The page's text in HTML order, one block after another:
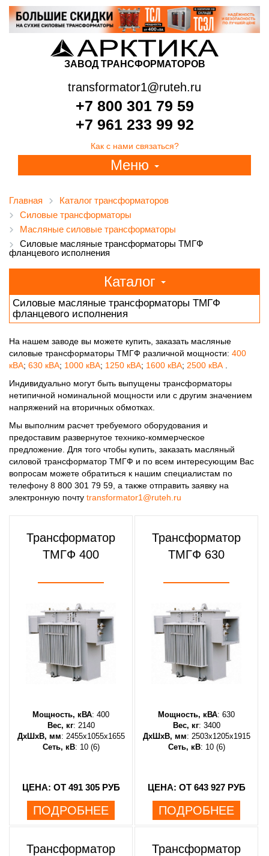
ЗАВОД ТРАНСФОРМАТОРОВ
transformator1@ruteh.ru
+7 800 301 79 59
+7 961 233 99 92
Как с нами связаться?
Меню
Главная
Каталог трансформаторов
Силовые трансформаторы
Масляные силовые трансформаторы
Силовые масляные трансформаторы ТМГФ
фланцевого исполнения
Каталог
Силовые масляные трансформаторы ТМГФ
фланцевого исполнения
На нашем заводе вы можете купить, заказать масляные
силовые трансформаторы ТМГФ различной мощности: 400
кВА; 630 кВА; 1000 кВА; 1250 кВА; 1600 кВА; 2500 кВА
Индивидуально могут быть выпущены трансформаторы
нетипичной номинальной мощности или с другим значением
напряжений на вторичных обмотках.
Мы выполним расчет требуемого оборудования и
предоставим развернутое технико-коммерческое
предложение. Для того чтобы купить, заказать масляный
силовой трансформатор ТМГФ и по всем интересующим Вас
вопросам можете обратиться к нашим специалистам по
телефону 8 800 301 79 59, а также отправить заявку на
электронную почту transformator1@ruteh.ru
Трансформатор
ТМГФ 400
Мощность, кВА: 400
Вес, кг: 2140
ДхШхВ, мм: 2455х1055х1655
Сеть, кВ: 10 (6)
ЦЕНА: ОТ 491 305 РУБ
ПОДРОБНЕЕ
Трансформатор
ТМГФ 630
Мощность, кВА: 630
Вес, кг: 3400
ДхШхВ, мм: 2503х1205х1915
Сеть, кВ: 10 (6)
ЦЕНА: ОТ 643 927 РУБ
ПОДРОБНЕЕ
Трансформатор
Трансформатор